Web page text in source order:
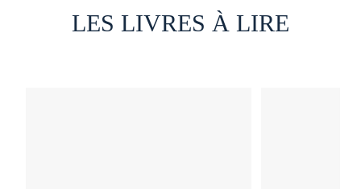
LES LIVRES À LIRE